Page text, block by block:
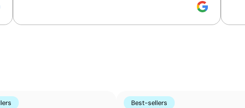
La gravure laser crée une impression précise et
avoir besoin d’encre, elle permet d’obtenir une finition
Ne nécessite pas d’encres ni de produits chimiques
Best-sellers